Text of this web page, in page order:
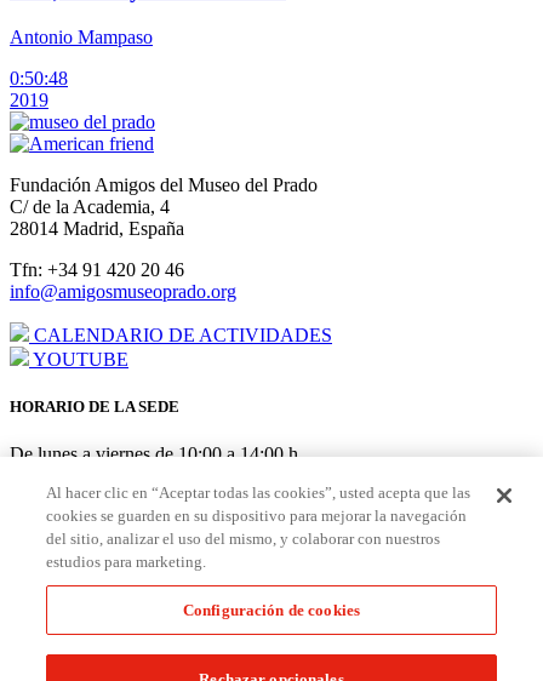
Antonio Mampaso
0:50:48
2019
Fundación Amigos del Museo del Prado
C/ de la Academia, 4
28014 Madrid, España
Tfn: +34 91 420 20 46
info@amigosmuseoprado.org
CALENDARIO DE ACTIVIDADES
YOUTUBE
HORARIO DE LA SEDE
De lunes a viernes de 10:00 a 14:00 h
HORARIO PUNTO DE AMIGOS EN EL MUSEO
De lunes a sábado de 10:00 a 19:30 h Domingo/festivos de 10:00 a
18:30 h
Hazte
Amigo
Al hacer clic en “Aceptar todas las cookies”, usted acepta que las
cookies se guarden en su dispositivo para mejorar la navegación
del sitio, analizar el uso del mismo, y colaborar con nuestros
estudios para marketing.
Configuración de cookies